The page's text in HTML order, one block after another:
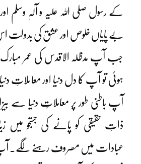
کے رسول صلی اللہ علیہ و آلہٖ وسلم
بے پایاں خلوص اور عشق کی بدولت اس
ہوئی تو آپ کا دل دنیا اور معا ملاتِ
آپ باطنی طور پر معاملاتِ دنیا سے
ذاتِ حقیقی کو پانے کی جستجو میں
عبادات میں مصروف رہنے لگے۔ آپ